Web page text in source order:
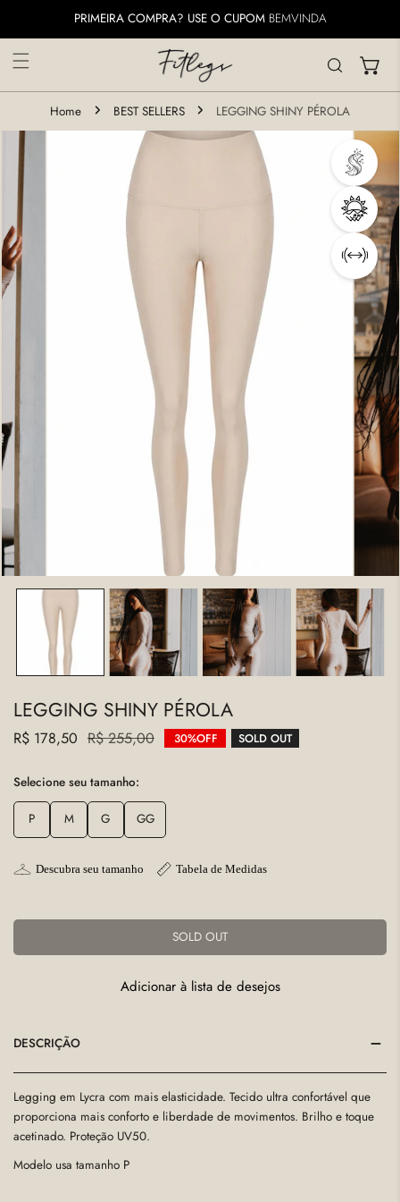
O CONTEÚDOPRIMEIRA COMPRA? USE O CUPOM BEMVINDA
Home BEST SELLERS LEGGING SHINY PÉROLA
DO PRODUTO
ABRA A MÍDIA NA VISUALIZAÇÃO DA GALERIA
LEGGING SHINY PÉROLA
Preço
venda
R$ 178,50
Preço
R$ 255,00 30%OFF SOLD OUT
Selecione seu tamanho:
P M G GG
Descubra seu tamanho Tabela de Medidas
SOLD OUT
Adicionar à lista de desejos
DESCRIÇÃO
Legging em Lycra com mais elasticidade. Tecido ultra confortável que
proporciona mais conforto e liberdade de movimentos. Brilho e toque
acetinado. Proteção UV50.
Modelo usa tamanho P